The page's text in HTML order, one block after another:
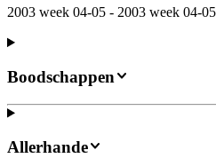
2003 week 04-05 - 2003 week 04-05
Boodschappen
Allerhande